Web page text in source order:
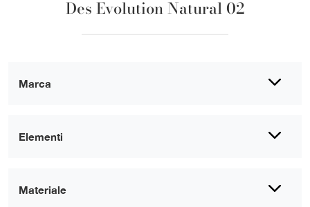
Marca
Elementi
Materiale
Des Evolution Natural 02